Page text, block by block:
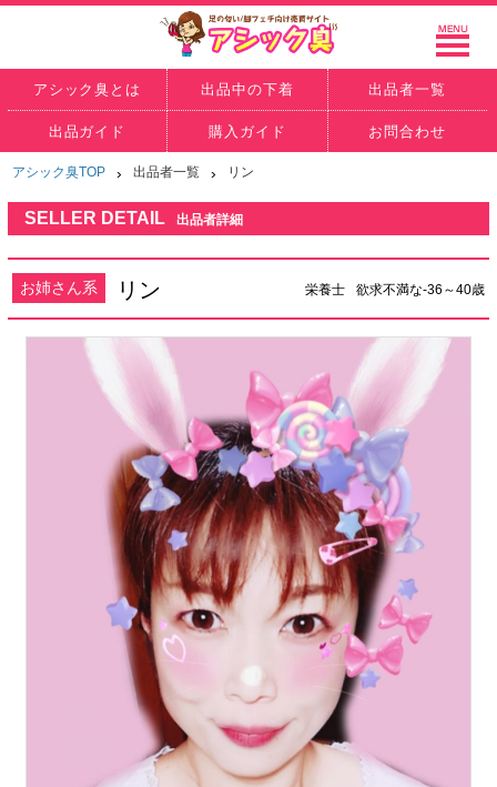
アシック臭とは 出品中の下着 出品者一覧
出品ガイド 購入ガイド お問合わせ
アシック臭TOP › 出品者一覧 › リン
SELLER DETAIL 出品者詳細
お姉さん系 リン 欲求不満な-36～40歳
栄養士